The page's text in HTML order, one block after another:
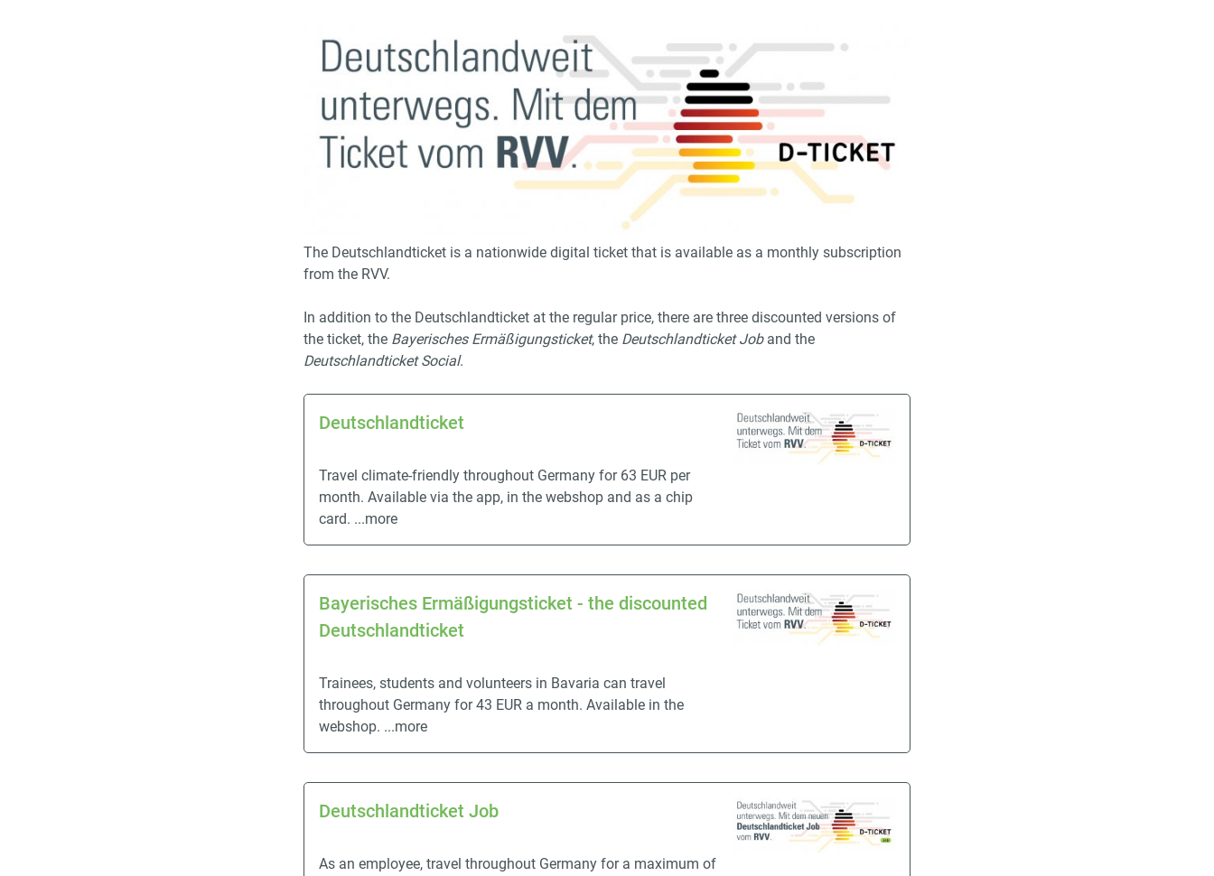
The Deutschlandticket is a nationwide digital ticket that is available as a monthly subscription
from the RVV.
In addition to the Deutschlandticket at the regular price, there are three discounted versions of
the ticket, the Bayerisches Ermäßigungsticket, the Deutschlandticket Joband the
Deutschlandticket Social.
Deutschlandticket
Travel climate-friendly throughout Germany for 63 EUR per
month. Available via the app, in the webshop and as a chip
card. ...more
Bayerisches Ermäßigungsticket - the discounted
Deutschlandticket
Trainees, students and volunteers in Bavaria can travel
throughout Germany for 43 EUR a month. Available in the
webshop. ...more
Deutschlandticket Job
As an employee, travel throughout Germany for a maximum of